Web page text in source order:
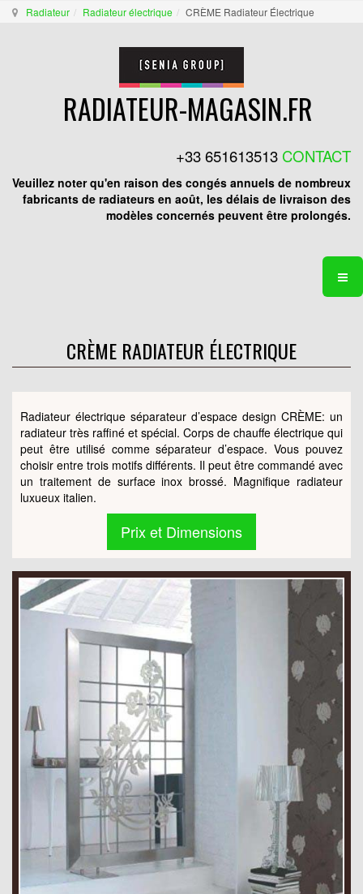
Radiateur Radiateur électrique CRÈME Radiateur Électrique
RADIATEUR-MAGASIN.FR
+33 651613513 CONTACT
Veuillez noter qu'en raison des congés annuels de nombreux
fabricants de radiateurs en août, les délais de livraison des
modèles concernés peuvent être prolongés.
CRÈME RADIATEUR ÉLECTRIQUE
Radiateur électrique séparateur d’espace design CRÈME: un
radiateur très raffiné et spécial. Corps de chauffe électrique qui
peut être utilisé comme séparateur d’espace. Vous pouvez
choisir entre trois motifs différents. Il peut être commandé avec
un traitement de surface inox brossé. Magnifique radiateur
luxueux italien.
Prix et Dimensions